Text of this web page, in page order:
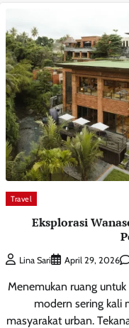
Travel
Eksplorasi
Lina Sari April 29, 2026
Menemukan ruang
modern sering kali
masyarakat urban.